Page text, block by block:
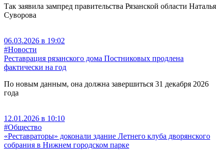
Так заявила зампред правительства Рязанской области Наталья
Суворова
06.03.2026 в 19:02
#Новости
Реставрация рязанского дома Постниковых продлена
фактически на год
По новым данным, она должна завершиться 31 декабря 2026
года
12.01.2026 в 10:10
#Общество
«Реставраторы» доконали здание Летнего клуба дворянского
собрания в Нижнем городском парке